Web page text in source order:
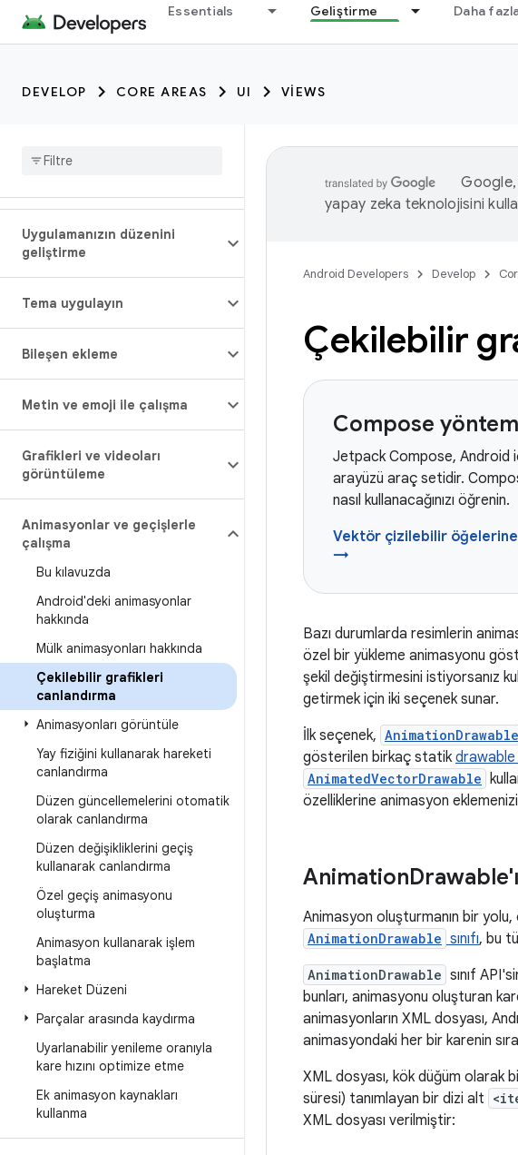
Essentials Geliştirme Daha
DEVELOP CORE AREAS UI VIEWS
Uygulamanızın düzenini
geliştirme
Tema uygulayın
Bileşen ekleme
Metin ve emoji ile çalışma
Grafikleri ve videoları
görüntüleme
Animasyonlar ve geçişlerle
çalışma
Bu kılavuzda
Android'deki animasyonlar
hakkında
Mülk animasyonları hakkında
Çekilebilir grafikleri
canlandırma
Animasyonları görüntüle
Yay fiziğini kullanarak hareketi
canlandırma
Düzen güncellemelerini otomatik
olarak canlandırma
Düzen değişikliklerini geçiş
kullanarak canlandırma
Özel geçiş animasyonu
oluşturma
Animasyon kullanarak işlem
başlatma
Hareket Düzeni
Parçalar arasında kaydırma
Uyarlanabilir yenileme oranıyla
kare hızını optimize etme
Ek animasyon kaynakları
kullanma
yapay zeka teknolojisini
Android Developers Develop
Çekilebilir
Compose
Jetpack Compose, Android
arayüzü araç setidir.
nasıl kullanacağınızı öğrenin.
Vektör çizilebilir
→
Bazı durumlarda resimlerin
özel bir yükleme animasyonu
şekil değiştirmesini istiyorsanız
getirmek için iki seçenek sunar.
İlk seçenek, AnimationDrawable
gösterilen birkaç statik drawable
AnimatedVectorDrawable
özelliklerine animasyon
Animation
Animasyon oluşturmanın bir
AnimationDrawable sınıfı, bu
AnimationDrawable sınıf
bunları, animasyonu oluşturan
animasyonların XML dosyası,
animasyondaki her bir karenin
XML dosyası, kök düğüm olarak
süresi) tanımlayan bir dizi alt
XML dosyası verilmiştir: